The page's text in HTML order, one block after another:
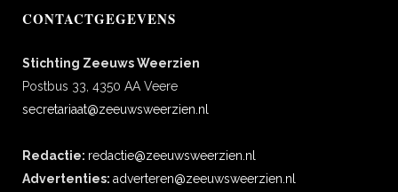
CONTACTGEGEVENS
Stichting Zeeuws Weerzien
Postbus 33, 4350 AA Veere
secretariaat@zeeuwsweerzien.nl
Redactie: redactie@zeeuwsweerzien.nl
Advertenties: adverteren@zeeuwsweerzien.nl